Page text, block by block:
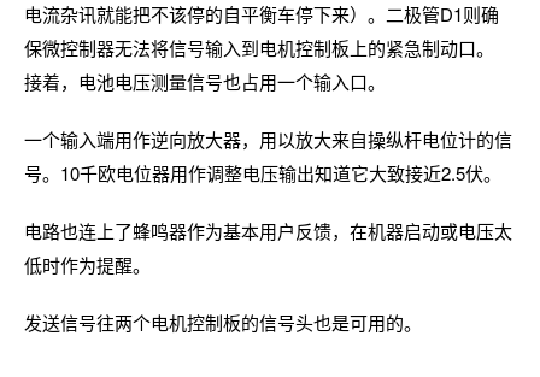
电流杂讯就能把不该停的自平衡车停下来）。二极管D1则确
保微控制器无法将信号输入到电机控制板上的紧急制动口。
接着，电池电压测量信号也占用一个输入口。
一个输入端用作逆向放大器，用以放大来自操纵杆电位计的信
号。10千欧电位器用作调整电压输出知道它大致接近2.5伏。
电路也连上了蜂鸣器作为基本用户反馈，在机器启动或电压太
低时作为提醒。
发送信号往两个电机控制板的信号头也是可用的。